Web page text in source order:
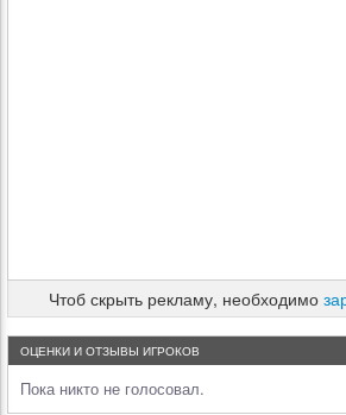
Чтоб скрыть рекламу, необходимо
ОЦЕНКИ И ОТЗЫВЫ ИГРОКОВ
Пока никто не голосовал.